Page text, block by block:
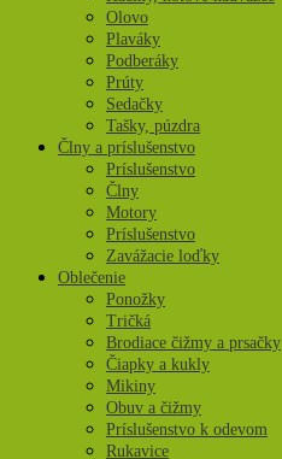
Olovo
Plaváky
Podberáky
Prúty
Sedačky
Tašky, púzdra
Člny a príslušenstvo
Príslušenstvo
Člny
Motory
Príslušenstvo
Zavážacie loďky
Oblečenie
Ponožky
Tričká
Brodiace čižmy a prsačky
Čiapky a kukly
Mikiny
Obuv a čižmy
Príslušenstvo k odevom
Rukavice